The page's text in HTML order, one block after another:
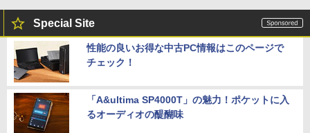
Special Site
性能の良いお得な中古PC情報はこのページで
チェック！
「A&ultima SP4000T」の魅力！ポケットに入
るオーディオの醍醐味